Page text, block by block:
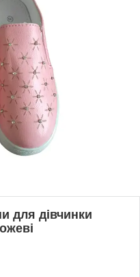
для дівчинки